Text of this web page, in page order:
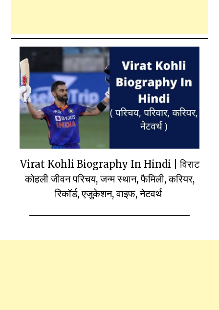
Virat Kohli Biography In Hindi | विराट
कोहली जीवन परिचय, जन्म स्थान, फैमिली, करियर,
रिकॉर्ड, एजुकेशन, वाइफ, नेटवर्थ